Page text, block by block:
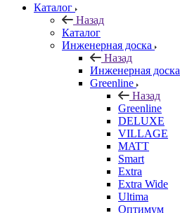
Каталог
Назад
Каталог
Инженерная доска
Назад
Инженерная доска
Greenline
Назад
Greenline
DELUXE
VILLAGE
MATT
Smart
Extra
Extra Wide
Ultima
Оптимум